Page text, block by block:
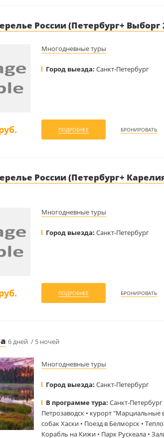
России (Петербург+ Выборг
Многодневные туры
Город выезда: Санкт-Петербург
ПОДРОБНЕЕ БРОНИРОВАТЬ
России (Петербург+
Многодневные туры
Город выезда: Санкт-Петербург
ПОДРОБНЕЕ БРОНИРОВАТЬ
6 дней / 5 ночей
Многодневные туры
Город выезда: Санкт-Петербург
В программе тура: Санкт-
Петрозаводск • курорт "Марциальные
собак Хаски • Поезд в Белморск •
Корабль на Кижи • Парк Рускеала •